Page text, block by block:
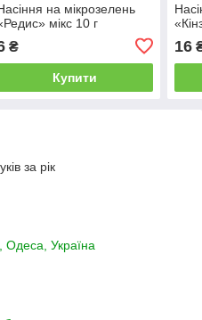
на мікрозелень
мікс 10 г
₴
Купити
16
за рік
Одеса, Україна